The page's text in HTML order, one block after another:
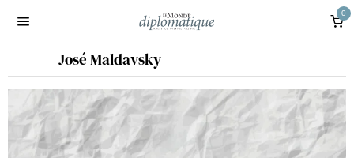
0
José Maldavsky